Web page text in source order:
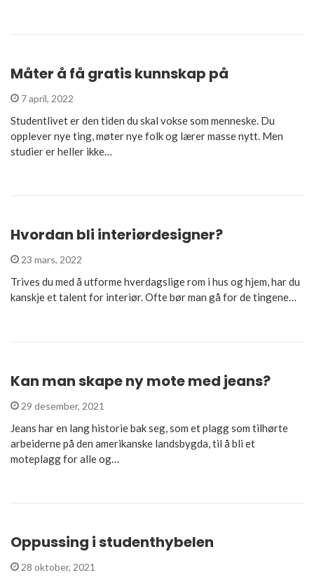
Måter å få gratis kunnskap på
7 april, 2022
Studentlivet er den tiden du skal vokse som menneske. Du
opplever nye ting, møter nye folk og lærer masse nytt. Men
studier er heller ikke…
Hvordan bli interiørdesigner?
23 mars, 2022
Trives du med å utforme hverdagslige rom i hus og hjem, har du
kanskje et talent for interiør. Ofte bør man gå for de tingene…
Kan man skape ny mote med jeans?
29 desember, 2021
Jeans har en lang historie bak seg, som et plagg som tilhørte
arbeiderne på den amerikanske landsbygda, til å bli et
moteplagg for alle og…
Oppussing i studenthybelen
28 oktober, 2021